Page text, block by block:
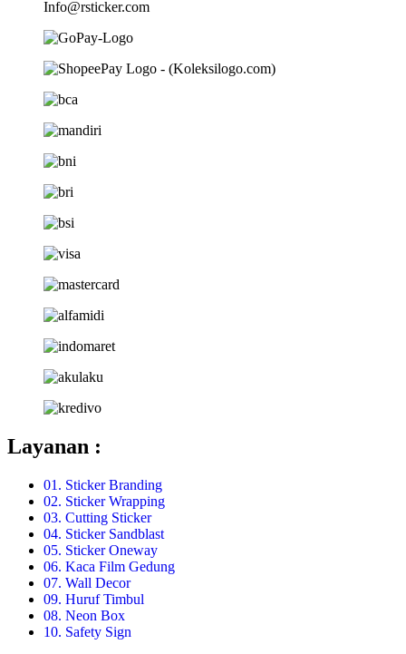
Info@rsticker.com
Layanan :
01. Sticker Branding
02. Sticker Wrapping
03. Cutting Sticker
04. Sticker Sandblast
05. Sticker Oneway
06. Kaca Film Gedung
07. Wall Decor
09. Huruf Timbul
08. Neon Box
10. Safety Sign